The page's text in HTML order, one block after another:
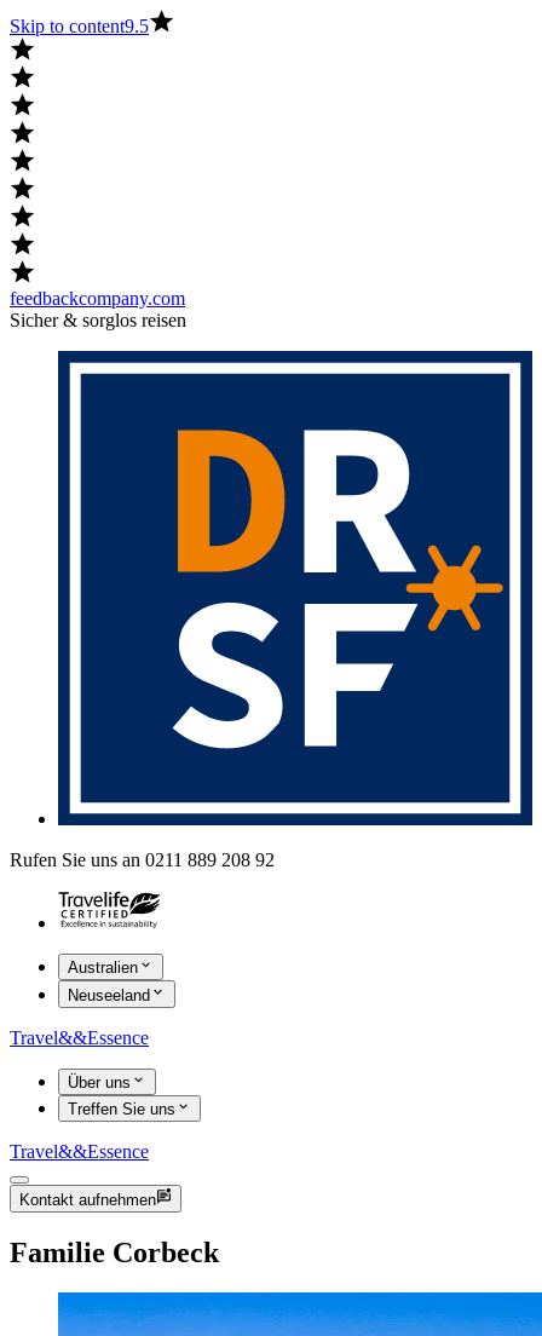
Skip to content9.5
feedbackcompany.com
Sicher & sorglos reisen
Rufen Sie uns an 0211 889 208 92
Australien
Neuseeland
Travel&&Essence
Über uns
Treffen Sie uns
Travel&&Essence
Kontakt aufnehmen
Familie Corbeck